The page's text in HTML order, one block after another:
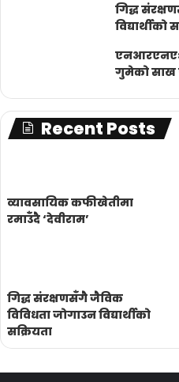
गिद्ध
विद्यार्थीको
एनआरएनएः
गुमेको साख
Recent Posts
व्यावसायिक कफीखेतीमा
रमाउँदै ‘देवीराम’
गिद्ध संरक्षणसँगै जैविक
विविधता जोगाउन विद्यार्थीको
सक्रियता